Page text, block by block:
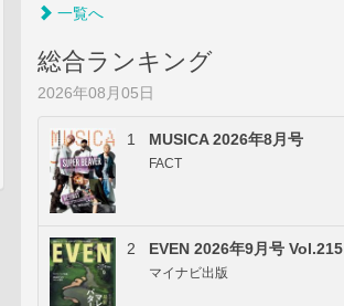
一覧へ
総合ランキング
2026年08月05日
1 MUSICA 2026年8月号
FACT
2 EVEN 2026年9月号 Vol.215
マイナビ出版